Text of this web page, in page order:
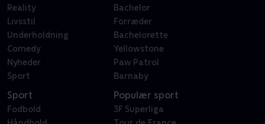
Reality
Livsstil
Underholdning
Comedy
Nyheder
Sport
Bachelor
Forræder
Bachelorette
Yellowstone
Paw Patrol
Barnaby
Sport
Fodbold
Populær sport
3F Superliga